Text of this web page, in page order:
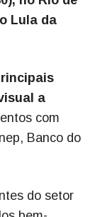
Lula da
a
com
Banco do
do setor